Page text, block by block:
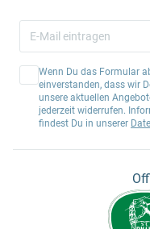
Wenn Du das Formular
einverstanden, dass wir
unsere aktuellen
jederzeit widerrufen.
findest Du in unserer